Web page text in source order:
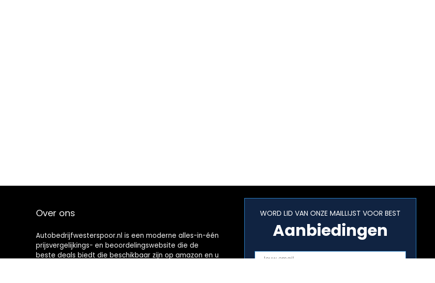
Over ons
Autobedrijfwesterspoor.nl is een moderne alles-in-één
prijsvergelijkings- en beoordelingswebsite die de
beste deals biedt die beschikbaar zijn op amazon en u
WORD LID VAN ONZE MAILLIJST VOOR BEST
Aanbiedingen